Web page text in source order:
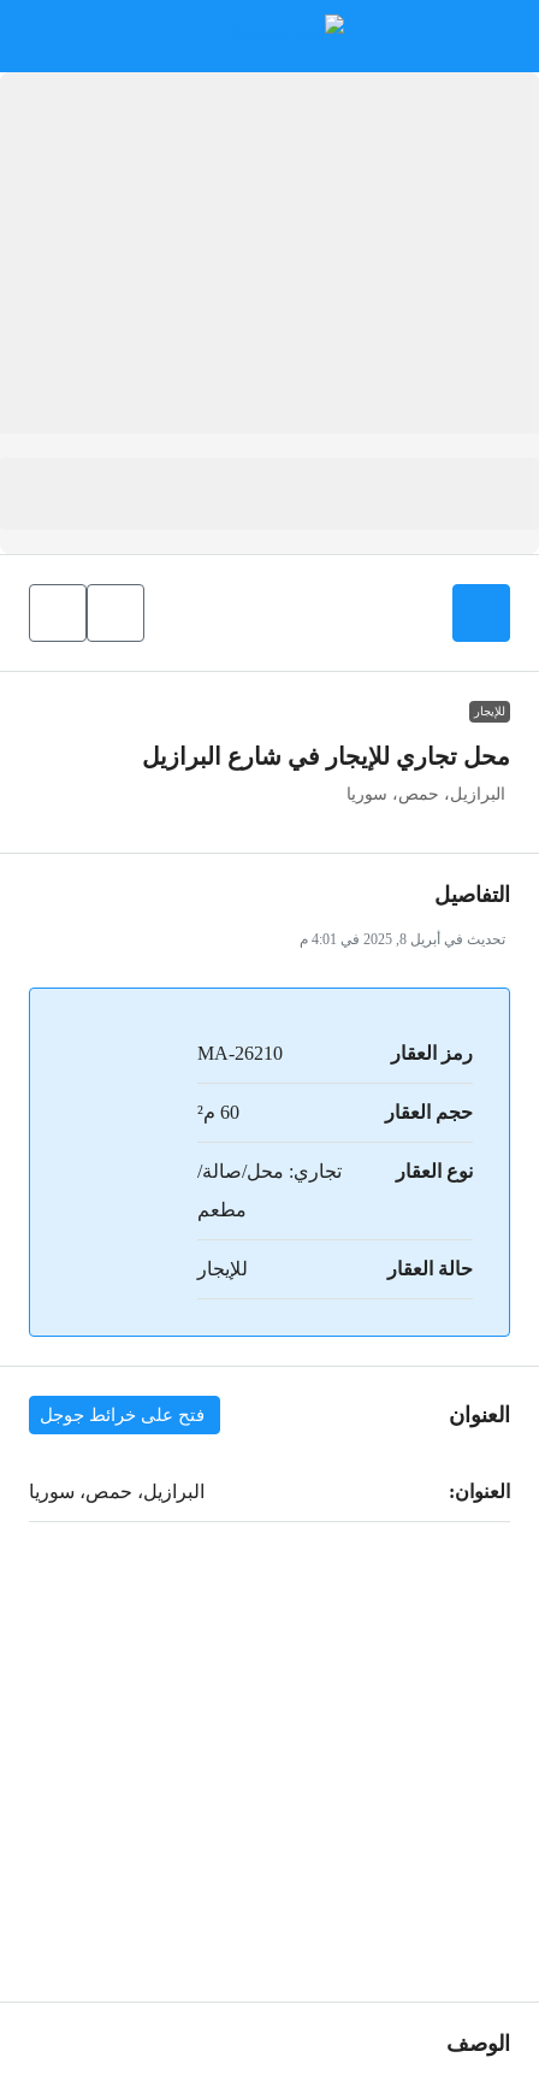
للإيجار
محل تجاري للإيجار في شارع البرازيل
البرازيل، حمص، سوريا
التفاصيل
تحديث في أبريل 8, 2025 في 4:01 م
رمز العقار MA-26210
حجم العقار 60 م²
نوع العقار
تجاري: محل/صالة/
مطعم
حالة العقار للإيجار
العنوان فتح على خرائط جوجل
العنوان: البرازيل، حمص، سوريا
الوصف